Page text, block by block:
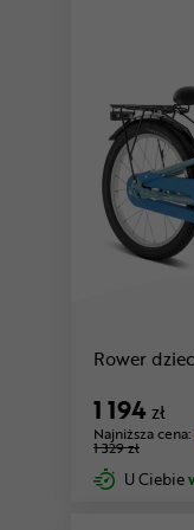
Rower
1 194 zł
Najniższa cena:
1 329 zł
U Ciebie